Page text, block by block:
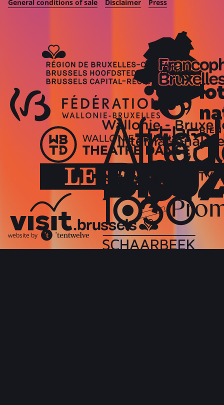
General conditions of sale
Disclaimer Press
website by